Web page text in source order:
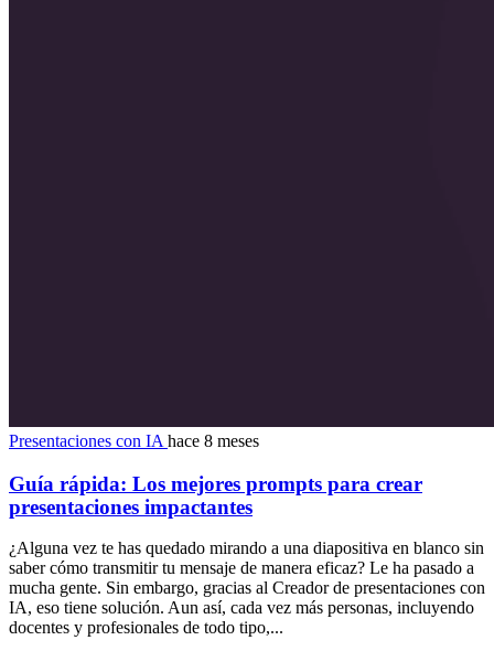
Presentaciones con IA hace 8 meses
Guía rápida: Los mejores prompts para crear
presentaciones impactantes
¿Alguna vez te has quedado mirando a una diapositiva en blanco sin
saber cómo transmitir tu mensaje de manera eficaz? Le ha pasado a
mucha gente. Sin embargo, gracias al Creador de presentaciones con
IA, eso tiene solución. Aun así, cada vez más personas, incluyendo
docentes y profesionales de todo tipo,...